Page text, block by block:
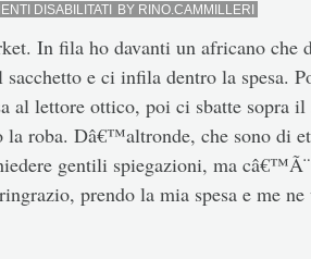
DISABILITATISUBY RINO.CAMMILLERI
In fila ho davanti un africano che
sacchetto e ci infila dentro la spesa.
al lettore ottico, poi ci sbatte sopra
la roba. Dâ€™altronde, che sono di
gentili spiegazioni, ma
prendo la mia spesa e me ne